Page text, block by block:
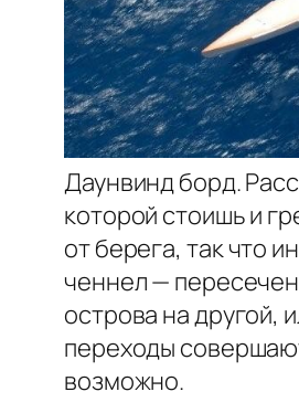
Даунвинд борд.
которой стоишь и
от берега, так что
ченнел —
острова на другой,
переходы
возможно.